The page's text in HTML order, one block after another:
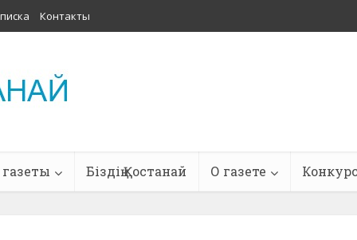
Контакты
Біздің Қостанай О газете